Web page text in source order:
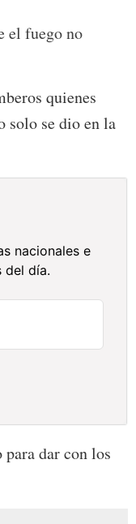
el fuego no
quienes
solo se dio en la
nacionales e
del día.
dar con los